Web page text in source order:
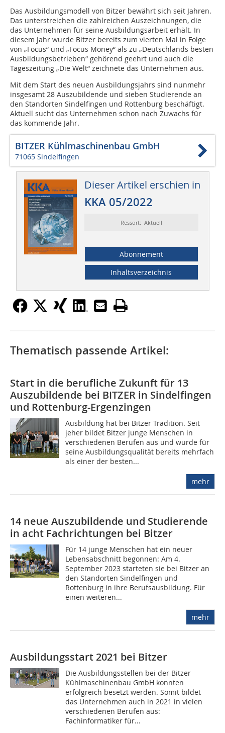
Das Ausbildungsmodell von Bitzer bewährt sich seit Jahren.
Das unterstreichen die zahlreichen Auszeichnungen, die
das Unternehmen für seine Ausbildungsarbeit erhält. In
diesem Jahr wurde Bitzer bereits zum vierten Mal in Folge
von „Focus“ und „Focus Money“ als zu „Deutschlands besten
Ausbildungsbetrieben“ gehörend geehrt und auch die
Tageszeitung „Die Welt“ zeichnete das Unternehmen aus.
Mit dem Start des neuen Ausbildungsjahrs sind nunmehr
insgesamt 28 Auszubildende und sieben Studierende an
den Standorten Sindelfingen und Rottenburg beschäftigt.
Aktuell sucht das Unternehmen schon nach Zuwachs für
das kommende Jahr.
BITZER Kühlmaschinenbau GmbH
71065 Sindelfingen
Dieser Artikel erschien in
KKA 05/2022
Ressort: Aktuell
Abonnement
Inhaltsverzeichnis
Thematisch passende Artikel:
Start in die berufliche Zukunft für 13
Auszubildende bei BITZER in Sindelfingen
und Rottenburg-Ergenzingen
Ausbildung hat bei Bitzer Tradition. Seit
jeher bildet Bitzer junge Menschen in
verschiedenen Berufen aus und wurde für
seine Ausbildungsqualität bereits mehrfach
als einer der besten...
mehr
14 neue Auszubildende und Studierende
in acht Fachrichtungen bei Bitzer
Für 14 junge Menschen hat ein neuer
Lebensabschnitt begonnen: Am 4.
September 2023 starteten sie bei Bitzer an
den Standorten Sindelfingen und
Rottenburg in ihre Berufsausbildung. Für
einen weiteren...
mehr
Ausbildungsstart 2021 bei Bitzer
Die Ausbildungsstellen bei der Bitzer
Kühlmaschinenbau GmbH konnten
erfolgreich besetzt werden. Somit bildet
das Unternehmen auch in 2021 in vielen
verschiedenen Berufen aus:
Fachinformatiker für...